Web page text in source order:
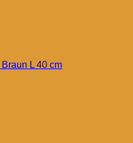
L 40 cm